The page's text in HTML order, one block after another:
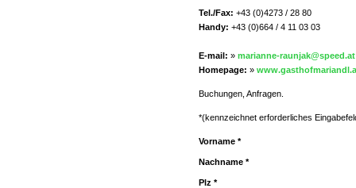
Tel./Fax: +43 (0)4273 / 28 80
Handy: +43 (0)664 / 4 11 03 03
E-mail: » marianne-raunjak@speed.at
Homepage: »
Buchungen, Anfragen.
*(kennzeichnet erforderliches
Vorname *
Nachname *
Plz *